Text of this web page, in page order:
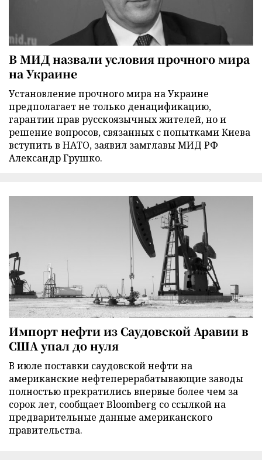
В МИД назвали условия прочного мира
на Украине
Установление прочного мира на Украине
предполагает не только денацификацию,
гарантии прав русскоязычных жителей, но и
решение вопросов, связанных с попытками Киева
вступить в НАТО, заявил замглавы МИД РФ
Александр Грушко.
Импорт нефти из Саудовской Аравии в
США упал до нуля
В июле поставки саудовской нефти на
американские нефтеперерабатывающие заводы
полностью прекратились впервые более чем за
сорок лет, сообщает Bloomberg со ссылкой на
предварительные данные американского
правительства.